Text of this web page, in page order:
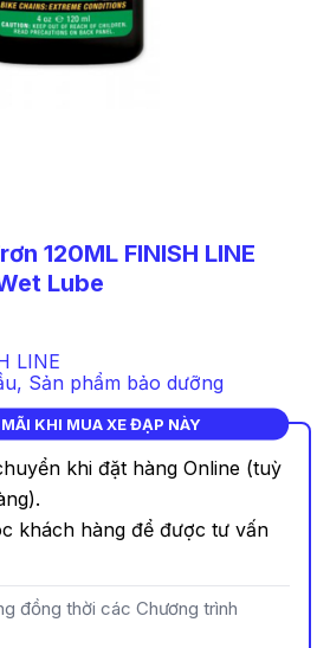
120ML FINISH LINE
Lube
LINE
, Sản phẩm bảo dưỡng
KHI MUA XE ĐẠP NÀY
khi đặt hàng Online (tuỳ
khách hàng để được tư vấn
đồng thời các Chương trình